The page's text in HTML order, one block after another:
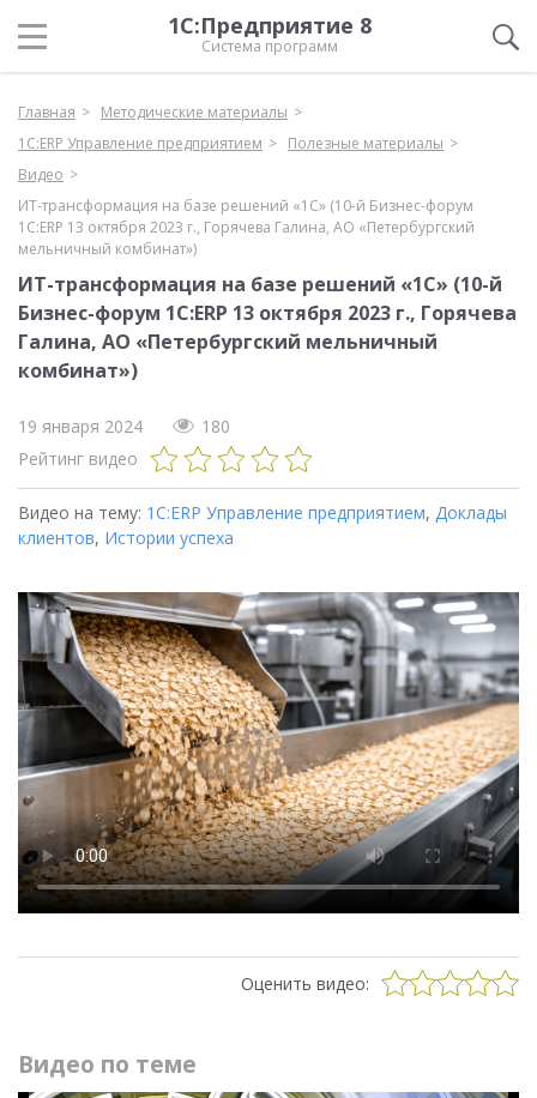
1С:Предприятие 8
Система программ
Главная
Методические материалы
1С:ERP Управление предприятием
Полезные материалы
Видео
ИТ-трансформация на базе решений «1С» (10-й Бизнес-форум
1С:ERP 13 октября 2023 г., Горячева Галина, АО «Петербургский
мельничный комбинат»)
ИТ-трансформация на базе решений «1С» (10-й
Бизнес-форум 1С:ERP 13 октября 2023 г., Горячева
Галина, АО «Петербургский мельничный
комбинат»)
19 января 2024
180
Рейтинг видео
Видео на тему: 1С:ERP Управление предприятием, Доклады
клиентов, Истории успеха
Оценить видео:
Видео по теме